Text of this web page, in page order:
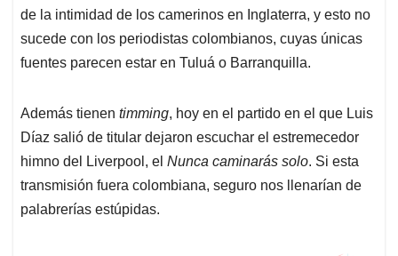
de la intimidad de los camerinos en Inglaterra, y esto no
sucede con los periodistas colombianos, cuyas únicas
fuentes parecen estar en Tuluá o Barranquilla.
Además tienen timming, hoy en el partido en el que Luis
Díaz salió de titular dejaron escuchar el estremecedor
himno del Liverpool, el Nunca caminarás solo. Si esta
transmisión fuera colombiana, seguro nos llenarían de
palabrerías estúpidas.